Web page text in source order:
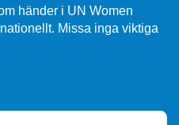
händer i UN Women
Missa inga viktiga